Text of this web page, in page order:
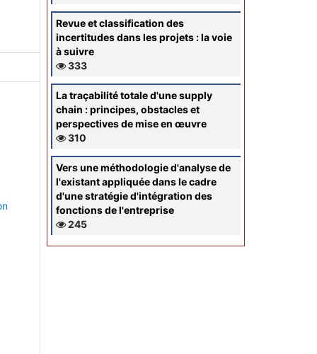
Revue et classification des
incertitudes dans les projets : la voie
à suivre
333
La traçabilité totale d'une supply
chain : principes, obstacles et
perspectives de mise en œuvre
310
Vers une méthodologie d'analyse de
l'existant appliquée dans le cadre
d'une stratégie d'intégration des
fonctions de l'entreprise
245